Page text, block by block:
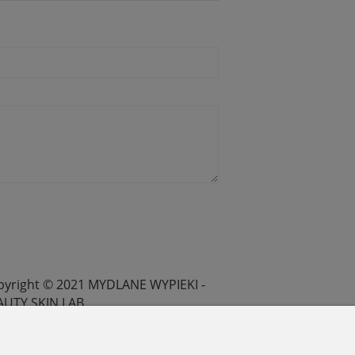
© 2021 MYDLANE WYPIEKI -
SKIN LAB .